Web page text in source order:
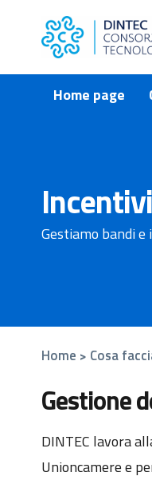
contenuto
Home page
Gestiamo bandi
Home > Cosa
Gestione
DINTEC lavora
Unioncamere e